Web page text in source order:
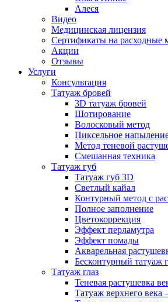
Алеся
Видео
Медицинская лицензия
Сертификаты на расходные
Акции
Отзывы
Услуги
Консультация
Татуаж бровей
3D татуаж бровей
Шотирование
Волосковый метод
Пиксельное
Метод теневой
Смешанная техника
Татуаж губ
Татуаж губ 3D
Светлый кайал
Контурный метод с
Полное заполнение
Цветокоррекция
Эффект перламутра
Эффект помады
Акварельная
Бесконтурный татуаж
Татуаж глаз
Теневая растушевка
Татуаж верхнего века